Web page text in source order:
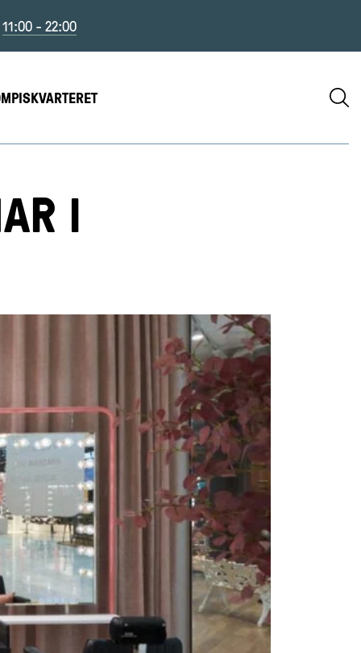
11:00 - 22:00
I